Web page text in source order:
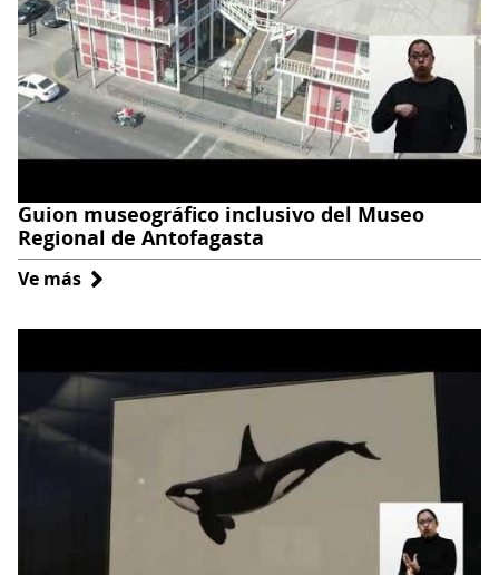
Guion museográfico inclusivo del Museo
Regional de Antofagasta
Ve más sobre
museográfico
del
Museo
Regional
Antofagasta